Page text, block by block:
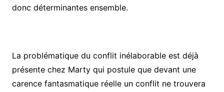
donc déterminantes ensemble.
La problématique du conflit inélaborable est déjà
présente chez Marty qui postule que devant une
carence fantasmatique réelle un conflit ne trouvera